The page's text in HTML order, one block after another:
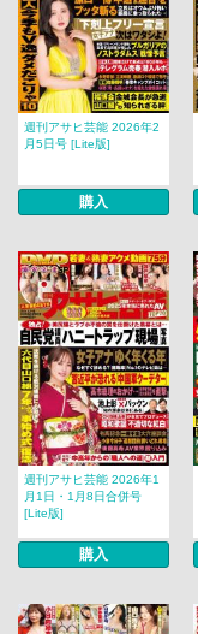
週刊アサヒ芸能 2026年2
月5日号 [Lite版]
購入
週刊アサヒ芸能 2026年1
月1日・1月8日合併号
[Lite版]
購入